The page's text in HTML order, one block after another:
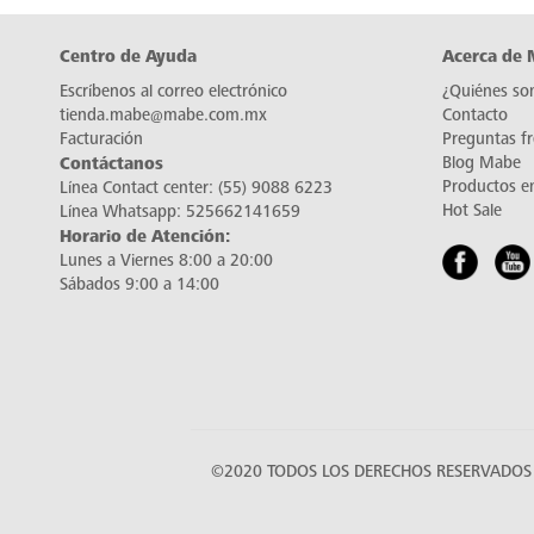
Centro de Ayuda
Escríbenos al correo electrónico
tienda.mabe@mabe.com.mx
Facturación
Contáctanos
Línea Contact center: (55) 9088 6223
Línea Whatsapp: 525662141659
Horario de Atención:
Lunes a Viernes 8:00 a 20:00
Sábados 9:00 a 14:00
Acerca de
¿Quiénes
Contacto
Preguntas
Blog Mabe
Productos
Hot Sale
©2020 TODOS LOS DERECHOS